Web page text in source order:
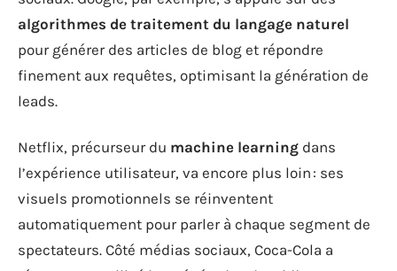
algorithmes de traitement du langage naturel
pour générer des articles de blog et répondre
finement aux requêtes, optimisant la génération de
leads.
Netflix, précurseur du machine learning dans
l’expérience utilisateur, va encore plus loin : ses
visuels promotionnels se réinventent
automatiquement pour parler à chaque segment de
spectateurs. Côté médias sociaux, Coca-Cola a